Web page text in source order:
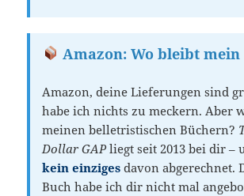
Amazon: Wo bleibt mein
Amazon, deine Lieferungen sind
habe ich nichts zu meckern. Aber
meinen belletristischen Büchern?
Dollar GAPliegt seit 2013 bei dir –
kein einziges davon abgerechnet.
Buch habe ich dir nicht mal